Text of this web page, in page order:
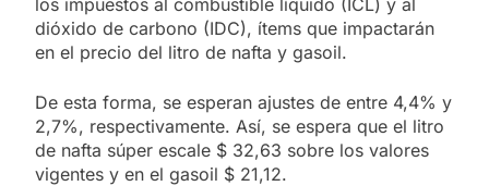
dióxido de carbono (IDC), ítems que impactarán
en el precio del litro de nafta y gasoil.
De esta forma, se esperan ajustes de entre 4,4% y
2,7%, respectivamente. Así, se espera que el litro
de nafta súper escale $ 32,63 sobre los valores
vigentes y en el gasoil $ 21,12.